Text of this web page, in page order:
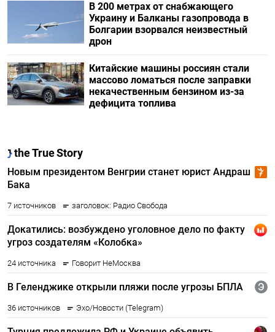
В 200 метрах от снабжающего
Украину и Балканы газопровода в
Болгарии взорвался неизвестный
дрон
Китайские машины россиян стали
массово ломаться после заправки
некачественным бензином из-за
дефицита топлива